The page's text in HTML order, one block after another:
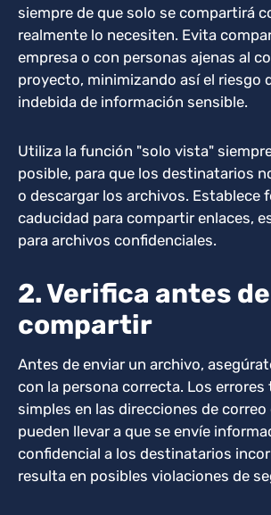
siempre de que solo se compartirá
realmente lo necesiten. Evita
empresa o con personas ajenas al
proyecto, minimizando así el riesgo
indebida de información sensible.
Utiliza la función "solo vista"
posible, para que los destinatarios
o descargar los archivos. Establece
caducidad para compartir enlaces,
para archivos confidenciales.
2. Verifica antes de
compartir
Antes de enviar un archivo,
con la persona correcta. Los
simples en las direcciones de
pueden llevar a que se envíe
confidencial a los destinatarios
resulta en posibles violaciones de